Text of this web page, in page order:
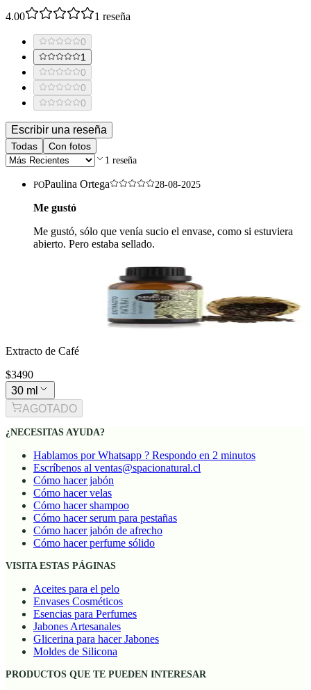
4.00 1 reseña
0
1
0
0
0
Escribir una reseña
Todas Con fotos
1 reseña
POPaulina Ortega 28-08-2025
Me gustó
Me gustó, sólo que venía sucio el envase, como si estuviera
abierto. Pero estaba sellado.
Extracto de Café
$3490
30 ml
AGOTADO
¿NECESITAS AYUDA?
Hablamos por Whatsapp ? Respondo en 2 minutos
Escríbenos al ventas@spacionatural.cl
Cómo hacer jabón
Cómo hacer velas
Cómo hacer shampoo
Cómo hacer serum para pestañas
Cómo hacer jabón de afrecho
Cómo hacer perfume sólido
VISITA ESTAS PÁGINAS
Aceites para el pelo
Envases Cosméticos
Esencias para Perfumes
Jabones Artesanales
Glicerina para hacer Jabones
Moldes de Silicona
PRODUCTOS QUE TE PUEDEN INTERESAR